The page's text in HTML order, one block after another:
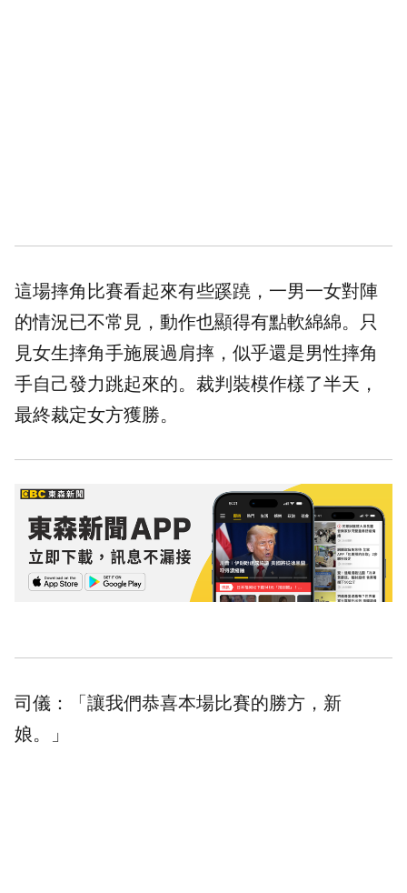
這場摔角比賽看起來有些蹊蹺，一男一女對陣
的情況已不常見，動作也顯得有點軟綿綿。只
見女生摔角手施展過肩摔，似乎還是男性摔角
手自己發力跳起來的。裁判裝模作樣了半天，
最終裁定女方獲勝。
司儀：「讓我們恭喜本場比賽的勝方，新
娘。」